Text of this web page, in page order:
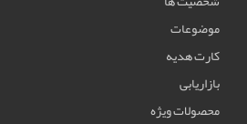
موضوعات
کارت هدیه
بازاریابی
محصولات ویژه